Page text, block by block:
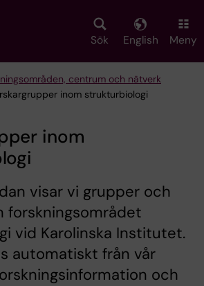
Sök English Meny
centrum och nätverk
inom strukturbiologi
inom
visar vi grupper och
forskningsområdet
vid Karolinska Institutet.
automatiskt från vår
och